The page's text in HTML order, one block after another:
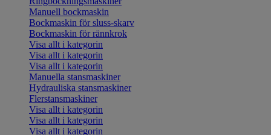
Manuell bockmaskin
Bockmaskin för sluss-skarv
Bockmaskin för rännkrok
Visa allt i kategorin
Visa allt i kategorin
Visa allt i kategorin
Manuella stansmaskiner
Hydrauliska stansmaskiner
Flerstansmaskiner
Visa allt i kategorin
Visa allt i kategorin
Visa allt i kategorin